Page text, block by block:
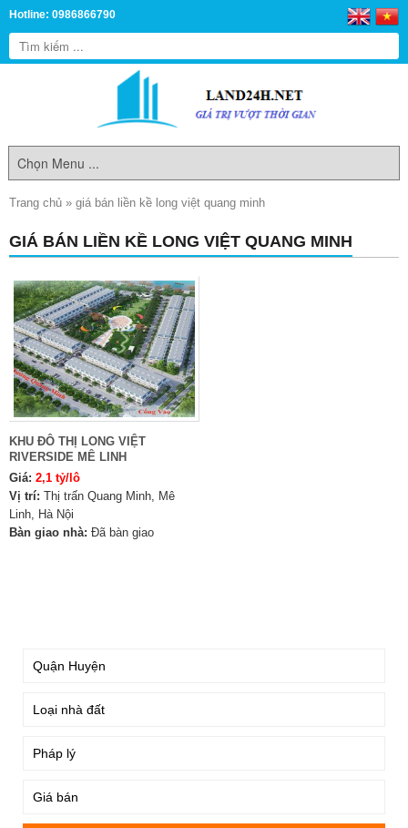
Hotline: 0986866790
Trang chủ » giá bán liền kề long việt quang minh
GIÁ BÁN LIỀN KỀ LONG VIỆT QUANG MINH
KHU ĐÔ THỊ LONG VIỆT
RIVERSIDE MÊ LINH
Giá: 2,1 tỷ/lô
Vị trí: Thị trấn Quang Minh, Mê
Linh, Hà Nội
Bàn giao nhà: Đã bàn giao